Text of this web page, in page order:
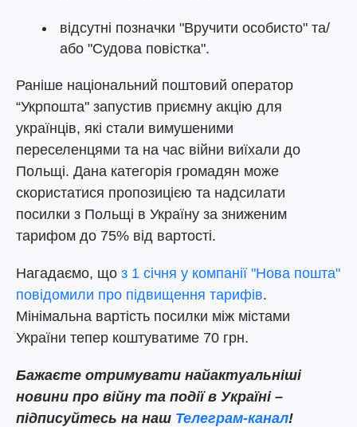
відсутні позначки "Вручити особисто" та/
або "Судова повістка".
Раніше національний поштовий оператор
“Укрпошта" запустив приємну акцію для
українців, які стали вимушеними
переселенцями та на час війни виїхали до
Польщі. Дана категорія громадян може
скористатися пропозицією та надсилати
посилки з Польщі в Україну за зниженим
тарифом до 75% від вартості.
Нагадаємо, що з 1 січня у компанії "Нова пошта"
повідомили про підвищення тарифів.
Мінімальна вартість посилки між містами
України тепер коштуватиме 70 грн.
Бажаєте отримувати найактуальніші
новини про війну та події в Україні –
підписуйтесь на наш Телеграм-канал!